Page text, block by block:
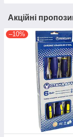
Акційні
–10%